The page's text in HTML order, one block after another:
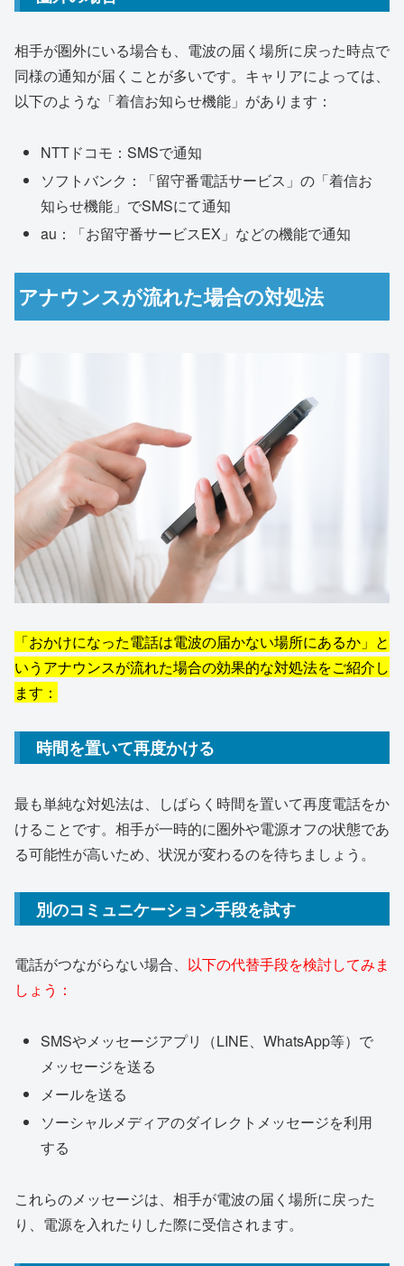
相手が圏外にいる場合も、電波の届く場所に戻った時点で
同様の通知が届くことが多いです。キャリアによっては、
以下のような「着信お知らせ機能」があります：
NTTドコモ：SMSで通知
ソフトバンク：「留守番電話サービス」の「着信お
知らせ機能」でSMSにて通知
au：「お留守番サービスEX」などの機能で通知
アナウンスが流れた場合の対処法
「おかけになった電話は電波の届かない場所にあるか」と
いうアナウンスが流れた場合の効果的な対処法をご紹介し
ます：
時間を置いて再度かける
最も単純な対処法は、しばらく時間を置いて再度電話をか
けることです。相手が一時的に圏外や電源オフの状態であ
る可能性が高いため、状況が変わるのを待ちましょう。
別のコミュニケーション手段を試す
電話がつながらない場合、 以下の代替手段を検討してみま
しょう：
SMSやメッセージアプリ（LINE、WhatsApp等）で
メッセージを送る
メールを送る
ソーシャルメディアのダイレクトメッセージを利用
する
これらのメッセージは、相手が電波の届く場所に戻った
り、電源を入れたりした際に受信されます。